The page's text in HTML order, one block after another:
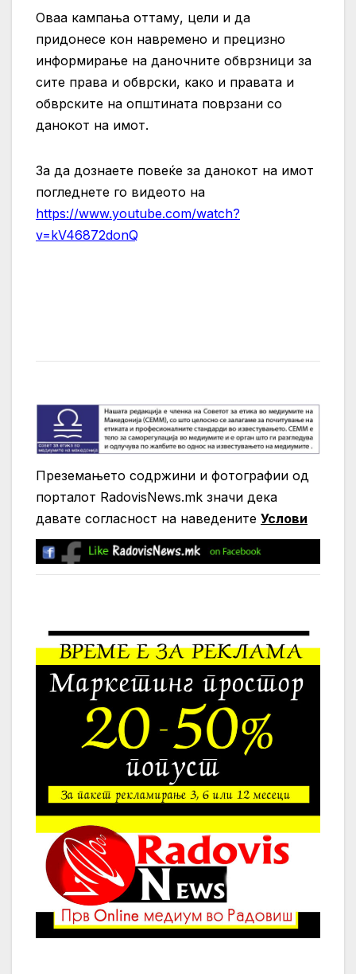
Оваа кампања оттаму, цели и да
придонесе кон навремено и прецизно
информирање на даночните обврзници за
сите права и обврски, како и правата и
обврските на општината поврзани со
данокот на имот.
За да дознаете повеќе за данокот на имот
погледнете го видеото на
https://www.youtube.com/watch?
v=kV46872donQ
Преземањето содржини и фотографии од
порталот RadovisNews.mk значи дека
давате согласност на нaведените Услови